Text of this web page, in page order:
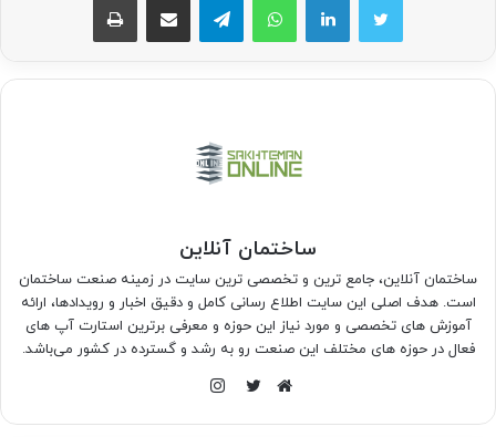
ساختمان آنلاین
ساختمان آنلاین، جامع ترین و تخصصی ترین سایت در زمینه صنعت ساختمان
است. هدف اصلی این سایت اطلاع رسانی کامل و دقیق اخبار و رویدادها، ارائه
آموزش های تخصصی و مورد نیاز این حوزه و معرفی برترین استارت آپ های
فعال در حوزه های مختلف این صنعت رو به رشد و گسترده در کشور می‌باشد.